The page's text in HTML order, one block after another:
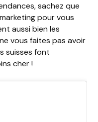
sachez que
pour vous
aussi bien les
vous faites pas avoir
suisses font
cher !